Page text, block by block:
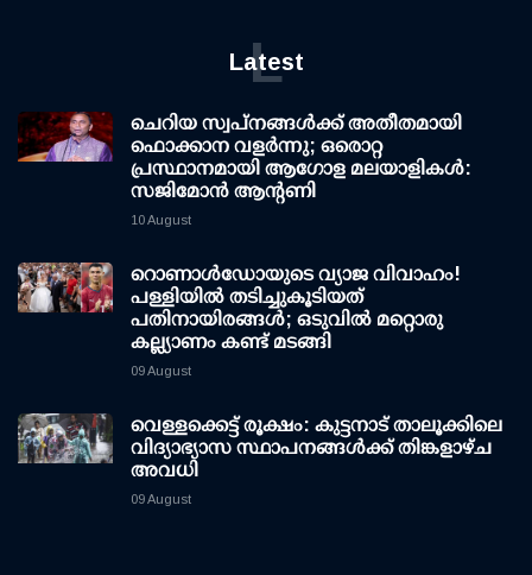
Latest
L
ചെറിയ സ്വപ്നങ്ങൾക്ക് അതീതമായി
ഫൊക്കാന വളർന്നു; ഒരൊറ്റ
പ്രസ്ഥാനമായി ആഗോള മലയാളികൾ:
സജിമോൻ ആന്റണി
10 August
റൊണാള്‍ഡോയുടെ വ്യാജ വിവാഹം!
പള്ളിയില്‍ തടിച്ചുകൂടിയത്
പതിനായിരങ്ങള്‍; ഒടുവില്‍ മറ്റൊരു
കല്ല്യാണം കണ്ട് മടങ്ങി
09 August
വെള്ളക്കെട്ട് രൂക്ഷം: കുട്ടനാട് താലൂക്കിലെ
വിദ്യാഭ്യാസ സ്ഥാപനങ്ങള്‍ക്ക് തിങ്കളാഴ്ച
അവധി
09 August